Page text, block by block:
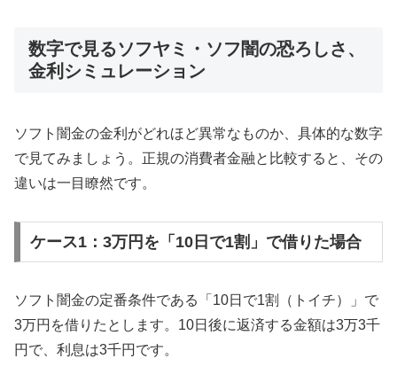
数字で見るソフヤミ・ソフ闇の恐ろしさ、
金利シミュレーション
ソフト闇金の金利がどれほど異常なものか、具体的な数字
で見てみましょう。正規の消費者金融と比較すると、その
違いは一目瞭然です。
ケース1：3万円を「10日で1割」で借りた場合
ソフト闇金の定番条件である「10日で1割（トイチ）」で
3万円を借りたとします。10日後に返済する金額は3万3千
円で、利息は3千円です。